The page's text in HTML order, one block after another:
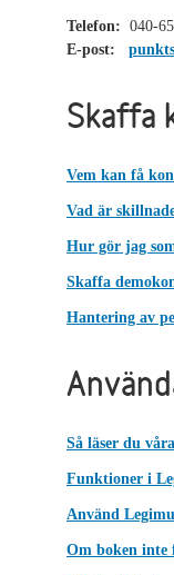
Telefon: 040-
E-post:
Skaffa
Vem kan få
Vad är
Hur gör jag
Skaffa
Hantering av
Så läser du
Funktioner i
Använd
Om boken inte